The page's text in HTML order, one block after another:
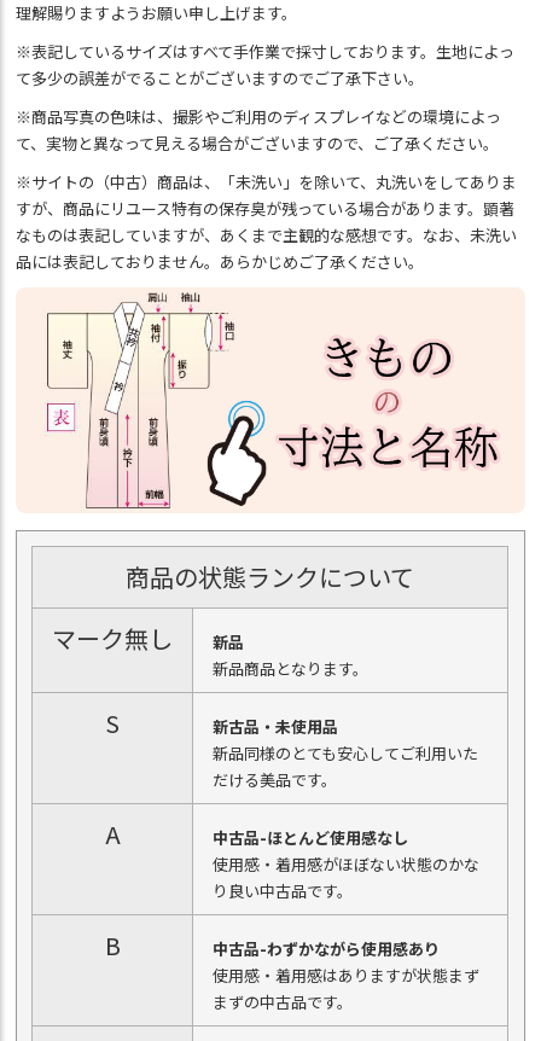
理解賜りますようお願い申し上げます。
※表記しているサイズはすべて手作業で採寸しております。生地によっ
て多少の誤差がでることがございますのでご了承下さい。
※商品写真の色味は、撮影やご利用のディスプレイなどの環境によっ
て、実物と異なって見える場合がございますので、ご了承ください。
※サイトの（中古）商品は、「未洗い」を除いて、丸洗いをしてありま
すが、商品にリユース特有の保存臭が残っている場合があります。顕著
なものは表記していますが、あくまで主観的な感想です。なお、未洗い
品には表記しておりません。あらかじめご了承ください。
商品の状態ランクについて
マーク無し
新品
新品商品となります。
S
新古品・未使用品
新品同様のとても安心してご利用いた
だける美品です。
A
中古品-ほとんど使用感なし
使用感・着用感がほぼない状態のかな
り良い中古品です。
B
中古品-わずかながら使用感あり
使用感・着用感はありますが状態まず
まずの中古品です。